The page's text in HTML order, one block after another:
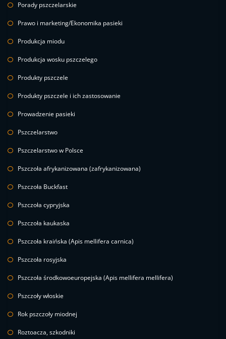
Porady pszczelarskie
Prawo i marketing/Ekonomika pasieki
Produkcja miodu
Produkcja wosku pszczelego
Produkty pszczele
Produkty pszczele i ich zastosowanie
Prowadzenie pasieki
Pszczelarstwo
Pszczelarstwo w Polsce
Pszczoła afrykanizowana (zafrykanizowana)
Pszczoła Buckfast
Pszczoła cypryjska
Pszczoła kaukaska
Pszczoła kraińska (Apis mellifera carnica)
Pszczoła rosyjska
Pszczoła środkowoeuropejska (Apis mellifera mellifera)
Pszczoły włoskie
Rok pszczoły miodnej
Roztoacza, szkodniki